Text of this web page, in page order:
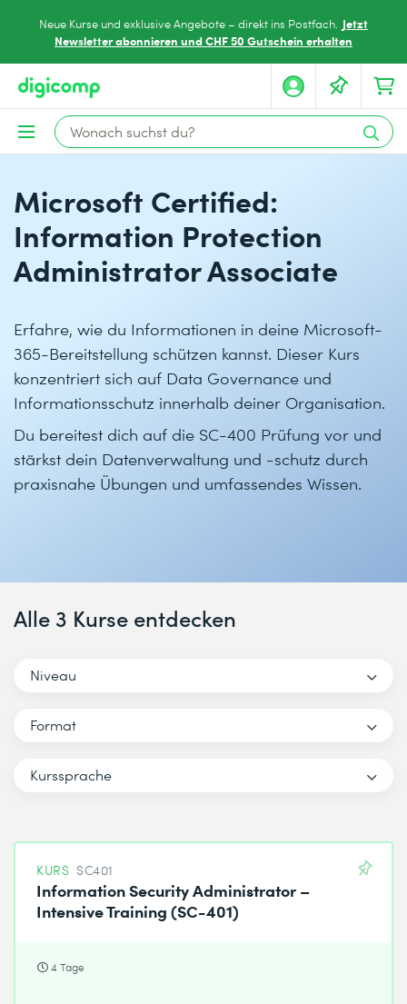
Neue Kurse und exklusive Angebote – direkt ins Postfach. Jetzt
Newsletter abonnieren und CHF 50 Gutschein erhalten
Microsoft Certified:
Information Protection
Administrator Associate
Erfahre, wie du Informationen in deine Microsoft-
365-Bereitstellung schützen kannst. Dieser Kurs
konzentriert sich auf Data Governance und
Informationsschutz innerhalb deiner Organisation.
Du bereitest dich auf die SC-400 Prüfung vor und
stärkst dein Datenverwaltung und -schutz durch
praxisnahe Übungen und umfassendes Wissen.
Alle 3 Kurse entdecken
Niveau
Format
Kurssprache
KURS SC401
Information Security Administrator –
Intensive Training (SC-401)
4 Tage